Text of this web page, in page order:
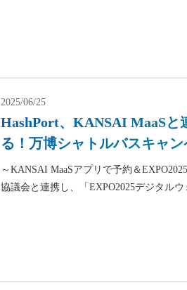
2025/06/25
HashPort、KANSAI MaaSと
る！万博シャトルバスキャン
～KANSAI MaaSアプリで予約＆
協議会と連携し、「EXPO2025デジタル